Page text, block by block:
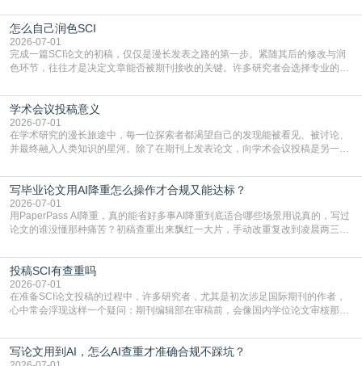
战与困惑。从选题立意到投稿回应，每一步都需要精心的策略与扎实的工作。本
篇AEIC学术交流中心小编就为大家介绍“发SCI文章”。一、精准定位是成功的第
一步发表SCI文章，首要解决的问题是“投
怎么自己润色SCI
2026-07-01
完成一篇SCI论文的初稿，仅仅是漫长发表之路的第一步。紧随其后的修改与润
色环节，往往才是决定文章能否被期刊接收的关键。许多研究者会选择专业的语
质量，更能在此过程中深化对学术写作的理解。如何系统、高效地打磨自己的论
文，使其在语言和学术表达上更符合国际期刊的要求，是每位研究者值得投入学
习的技能。本篇AEIC学术交流中心小编就为大家介
学术会议投稿意义
2026-07-01
在学术研究的漫长旅途中，每一位探索者都渴望自己的发现能被看见、被讨论、
并最终融入人类知识的星河。除了在期刊上发表论文，向学术会议投稿是另一个
广阔学术天地的大门，连接着个体研究与社会网络。本篇AEIC学术交流中心小编
就为大家介绍“学术会议投稿意义”。一、加速研究成果的传播与反馈学术会议通
常具有周期短、时效性强的特点。相比期刊漫长的
写毕业论文用AI降重怎么操作才合规又能达标？
2026-07-01
用PaperPass AI降重，真的能省好多事AI降重到底适合哪些场景用说真的，写过
论文的谁没懂那种痛苦？初稿查重出来飘红一大片，手动改重复改到凌晨两三
到秃头。这时候靠谱的AI降重真的就是救命稻草，选对工具，半天就能搞定你两
三天都做不完的事。不是所有人都需要用AI降重，但如果你符合下面这些场景，
真的可以试试：初稿写完重复率远超要
投稿SCI有查重吗
2026-07-01
在准备SCI论文投稿的过程中，许多研究者，尤其是初次涉足国际期刊的作者，
心中常会浮现这样一个疑问：期刊编辑部在审稿前，会像国内学位论文审核那
论文的初审通过率。实际上，SCI期刊对重复内容的审查是严谨投稿流程中不可
或缺的一环。本篇AEIC学术交流中心小编就为大家介绍“投稿SCI有查重吗”。
写论文用到AI，怎么AI查重才准确合规不踩坑？